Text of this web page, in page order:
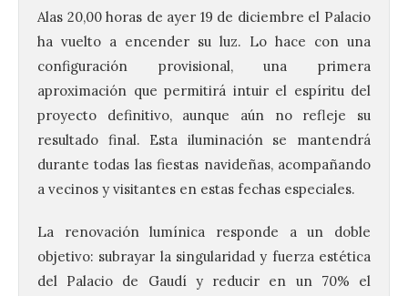
Alas 20,00 horas de ayer 19 de diciembre el Palacio
ha vuelto a encender su luz. Lo hace con una
configuración provisional, una primera
aproximación que permitirá intuir el espíritu del
proyecto definitivo, aunque aún no refleje su
resultado final. Esta iluminación se mantendrá
durante todas las fiestas navideñas, acompañando
a vecinos y visitantes en estas fechas especiales.
La renovación lumínica responde a un doble
objetivo: subrayar la singularidad y fuerza estética
del Palacio de Gaudí y reducir en un 70% el
La UPSA impulsa la
creación musical con el I
Composición Coral Sacra
8 Ago 2026